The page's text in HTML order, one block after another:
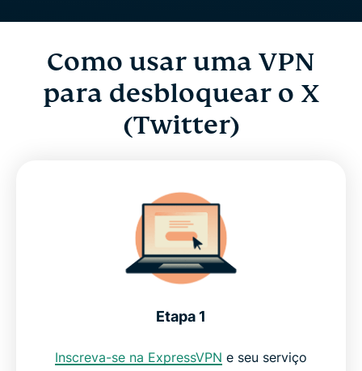
Como usar uma VPN
para desbloquear o X
(Twitter)
Etapa 1
Inscreva-se na ExpressVPN e seu serviço